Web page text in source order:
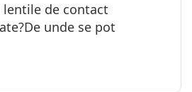
lentile de contact
unde se pot